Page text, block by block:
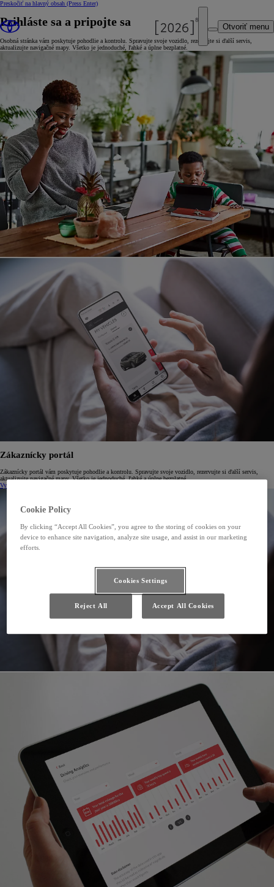
Preskočiť na hlavný obsah (Press Enter)
Otvoriť menu
Prihláste sa a pripojte sa
Osobná stránka vám poskytuje pohodlie a kontrolu. Spravujte svoje vozidlo, rezervujte si ďalší servis,
aktualizujte navigačné mapy. Všetko je jednoduché, ľahké a úplne bezplatné.
Zákaznícky portál
Zákaznícky portál vám poskytuje pohodlie a kontrolu. Spravujte svoje vozidlo, rezervujte si ďalší servis,
aktualizujte navigačné mapy. Všetko je jednoduché, ľahké a úplne bezplatné.
Vytvorenie konta
Cookie Policy
By clicking “Accept All Cookies”, you agree to the storing of cookies on your
device to enhance site navigation, analyze site usage, and assist in our marketing
efforts.
Cookies Settings
Reject All Accept All Cookies